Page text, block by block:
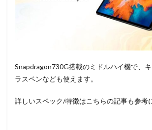
Snapdragon730G搭載のミドルハイ機で、
ラスペンなども使えます。
詳しいスペック/特徴はこちらの記事も参考